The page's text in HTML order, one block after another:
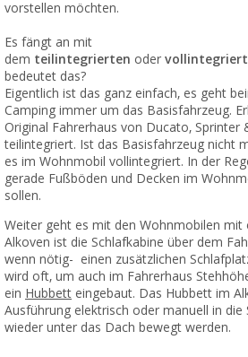
vorstellen möchten.
Es fängt an mit
dem teilintegrierten oder
bedeutet das?
Eigentlich ist das ganz einfach, es geht
Camping immer um das Basisfahrzeug.
Original Fahrerhaus von Ducato, Sprinter
teilintegriert. Ist das Basisfahrzeug nicht
es im Wohnmobil vollintegriert. In der
gerade Fußböden und Decken im
sollen.
Weiter geht es mit den Wohnmobilen mit
Alkoven ist die Schlafkabine über dem
wenn nötig- einen zusätzlichen
wird oft, um auch im Fahrerhaus
ein Hubbett eingebaut. Das Hubbett im
Ausführung elektrisch oder manuell in
wieder unter das Dach bewegt werden.